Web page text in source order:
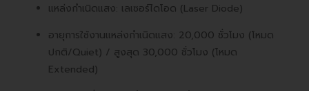
แหล่งกำเนิดแสง: เลเซอร์ไดโอด (Laser Diode)
อายุการใช้งานแหล่งกำเนิดแสง: 20,000 ชั่วโมง (โหมด
ปกติ/Quiet) / สูงสุด 30,000 ชั่วโมง (โหมด
Extended)